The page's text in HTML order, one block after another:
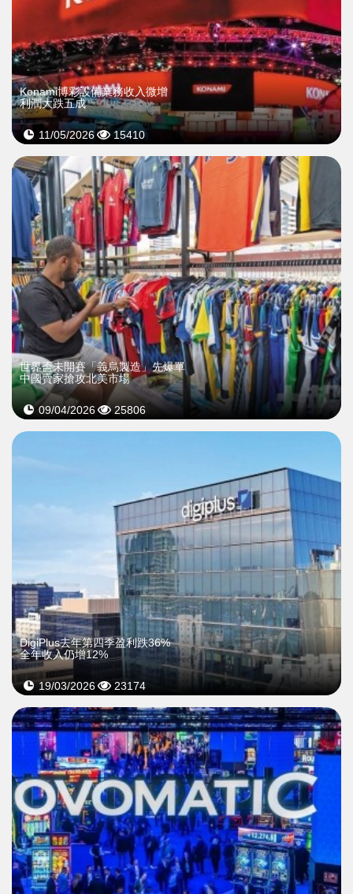
Konami博彩設備業務收入微增
利潤大跌五成
11/05/2026 15410
世界盃未開賽「義烏製造」先爆單
中國賣家搶攻北美市場
09/04/2026 25806
DigiPlus去年第四季盈利跌36%
全年收入仍增12%
19/03/2026 23174